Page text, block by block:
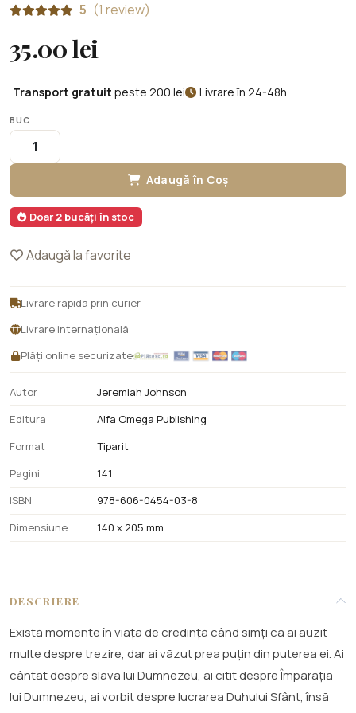
5 (1 review)
35.00 lei
Transport gratuit peste 200 lei Livrare în 24-48h
BUC
Adaugă în Coș
Doar 2 bucăți în stoc
Adaugă la favorite
Livrare rapidă prin curier
Livrare internațională
Plăți online securizate
Autor
Jeremiah Johnson
Editura
Alfa Omega Publishing
Format
Tiparit
Pagini
141
ISBN
978-606-0454-03-8
Dimensiune
140 x 205 mm
DESCRIERE
Există momente în viața de credință când simți că ai auzit
multe despre trezire, dar ai văzut prea puțin din puterea ei. Ai
cântat despre slava lui Dumnezeu, ai citit despre Împărăția
lui Dumnezeu, ai vorbit despre lucrarea Duhului Sfânt, însă